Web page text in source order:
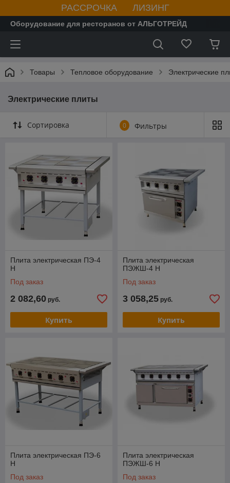
РАССРОЧКА ЛИЗИНГ
Оборудование для ресторанов от АЛЬГОТРЕЙД
Товары Тепловое оборудование Электрические
Электрические плиты
Сортировка 0 Фильтры
Плита электрическая ПЭ-4
Н
Под заказ
2 082,60 руб.
Купить
Плита электрическая
ПЭЖШ-4 Н
Под заказ
3 058,25 руб.
Купить
Плита электрическая ПЭ-6
Н
Под заказ
Плита электрическая
ПЭЖШ-6 Н
Под заказ